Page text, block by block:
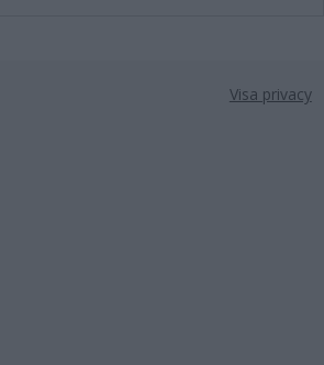
Visa privacy